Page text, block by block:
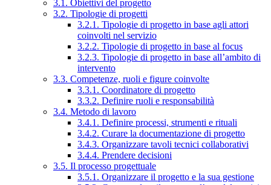
3.1. Obiettivi del progetto
3.2. Tipologie di progetti
3.2.1. Tipologie di progetto in base agli attori
coinvolti nel servizio
3.2.2. Tipologie di progetto in base al focus
3.2.3. Tipologie di progetto in base all’ambito di
intervento
3.3. Competenze, ruoli e figure coinvolte
3.3.1. Coordinatore di progetto
3.3.2. Definire ruoli e responsabilità
3.4. Metodo di lavoro
3.4.1. Definire processi, strumenti e rituali
3.4.2. Curare la documentazione di progetto
3.4.3. Organizzare tavoli tecnici collaborativi
3.4.4. Prendere decisioni
3.5. Il processo progettuale
3.5.1. Organizzare il progetto e la sua gestione